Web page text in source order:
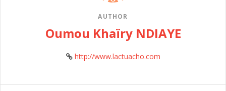
AUTHOR
Oumou Khaïry NDIAYE
http://www.lactuacho.com